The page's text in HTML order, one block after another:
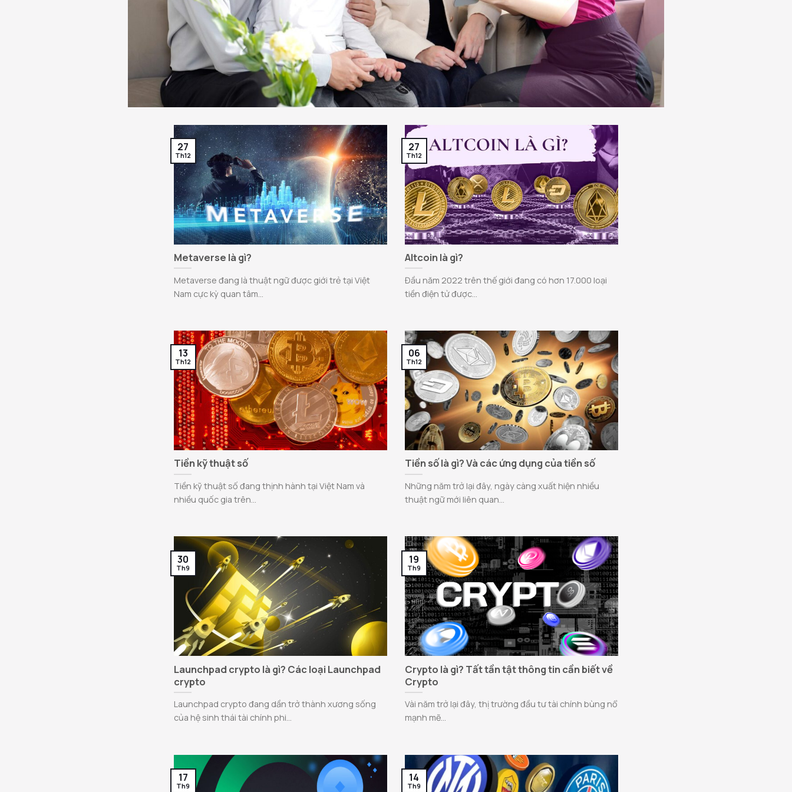
Metaverse là gì?
Metaverse đang là thuật ngữ được giới trẻ tại Việt
Nam cực kỳ quan tâm...
27
Th12
Altcoin là gì?
Đầu năm 2022 trên thế giới đang có hơn 17.000 loại
tiền điện tử được...
27
Th12
Tiền kỹ thuật số
Tiền kỹ thuật số đang thịnh hành tại Việt Nam và
nhiều quốc gia trên...
13
Th12
Tiền số là gì? Và các ứng dụng của tiền số
Những năm trở lại đây, ngày càng xuất hiện nhiều
thuật ngữ mới liên quan...
06
Th12
Launchpad crypto là gì? Các loại Launchpad
crypto
Launchpad crypto đang dần trở thành xương sống
của hệ sinh thái tài chính phi...
30
Th9
Crypto là gì? Tất tần tật thông tin cần biết về
Crypto
Vài năm trở lại đây, thị trường đầu tư tài chính bùng nổ
mạnh mẽ...
19
Th9
17
Th9
14
Th9